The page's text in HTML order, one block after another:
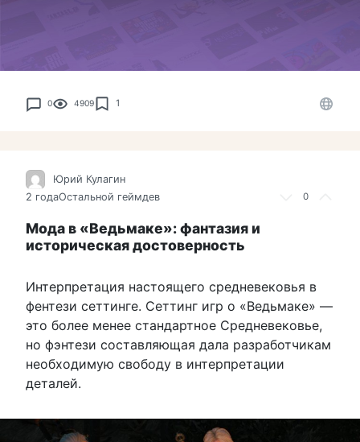
0 4909 1
0
Юрий Кулагин
2 годаОстальной геймдев
Мода в «Ведьмаке»: фантазия и
историческая достоверность
Интерпретация настоящего средневековья в
фентези сеттинге. Сеттинг игр о «Ведьмаке» —
это более менее стандартное Средневековье,
но фэнтези составляющая дала разработчикам
необходимую свободу в интерпретации
деталей.